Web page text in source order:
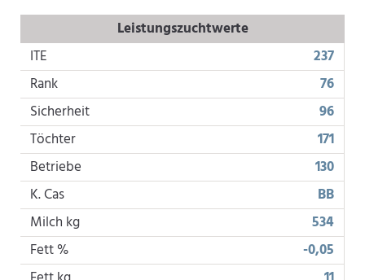
Leistungszuchtwerte
ITE
237
Rank
76
Sicherheit
96
Töchter
171
Betriebe
130
K. Cas
BB
Milch kg
534
Fett %
-0,05